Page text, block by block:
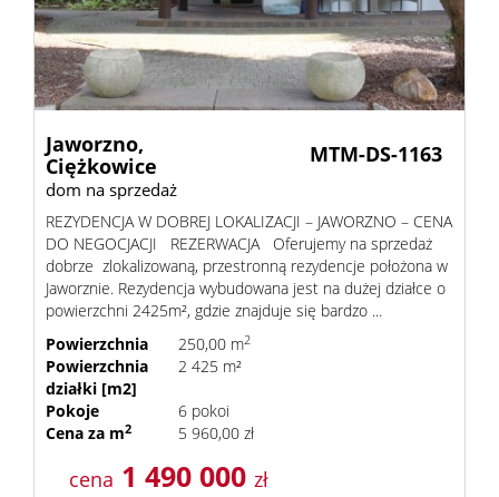
Jaworzno,
Ciężkowice
dom na sprzedaż
MTM-DS-1163
REZYDENCJA W DOBREJ LOKALIZACJI – JAWORZNO – CENA
DO NEGOCJACJI REZERWACJA Oferujemy na sprzedaż
dobrze zlokalizowaną, przestronną rezydencje położona w
Jaworznie. Rezydencja wybudowana jest na dużej działce o
powierzchni 2425m², gdzie znajduje się bardzo ...
Powierzchnia
250,00 m2
Powierzchnia
działki [m2]
2 425 m²
Pokoje
6 pokoi
Cena za m2 5 960,00 zł
cena 1 490 000 zł